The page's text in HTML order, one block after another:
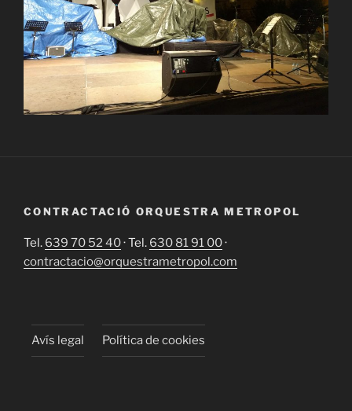
CONTRACTACIÓ ORQUESTRA METROPOL
Tel. 639 70 52 40· Tel. 630 81 91 00·
contractacio@orquestrametropol.com
Avís legal Política de cookies